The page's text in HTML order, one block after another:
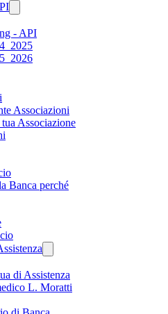
- API
Associazioni
Associazione
Banca perché
di Assistenza
L. Moratti